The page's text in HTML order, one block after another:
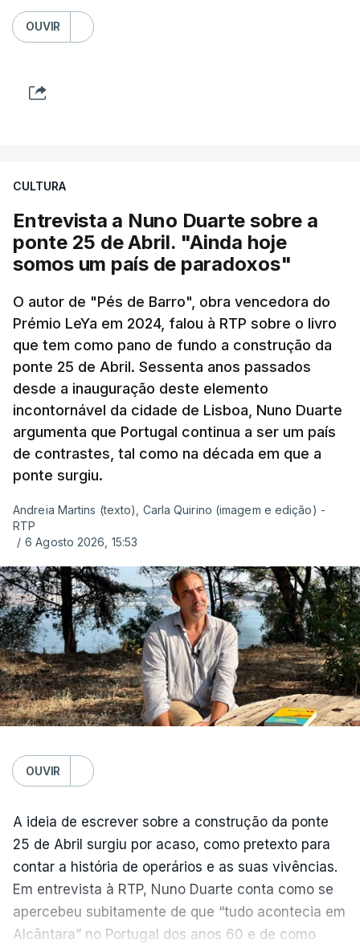
OUVIR
CULTURA
Entrevista a Nuno Duarte sobre a
ponte 25 de Abril. "Ainda hoje
somos um país de paradoxos"
O autor de "Pés de Barro", obra vencedora do
Prémio LeYa em 2024, falou à RTP sobre o livro
que tem como pano de fundo a construção da
ponte 25 de Abril. Sessenta anos passados
desde a inauguração deste elemento
incontornável da cidade de Lisboa, Nuno Duarte
argumenta que Portugal continua a ser um país
de contrastes, tal como na década em que a
ponte surgiu.
Andreia Martins (texto), Carla Quirino (imagem e edição) -
RTP
/ 6 Agosto 2026, 15:53
OUVIR
A ideia de escrever sobre a construção da ponte
25 de Abril surgiu por acaso, como pretexto para
contar a história de operários e as suas vivências.
Em entrevista à RTP, Nuno Duarte conta como se
apercebeu subitamente de que “tudo acontecia em
Alcântara” no Portugal dos anos 60 e de como